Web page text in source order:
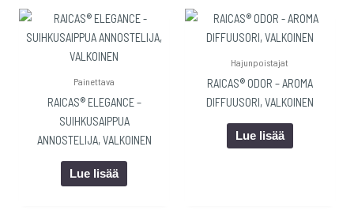
Painettava
RAICAS® ELEGANCE –
SUIHKUSAIPPUA
ANNOSTELIJA, VALKOINEN
Lue lisää
Hajunpoistajat
RAICAS® ODOR – AROMA
DIFFUUSORI, VALKOINEN
Lue lisää